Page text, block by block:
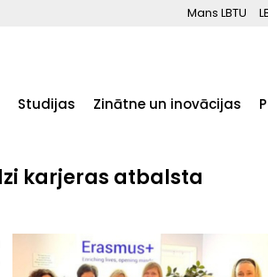
Mans LBTU
Studijas Zinātne un inovācijas
karjeras atbalsta